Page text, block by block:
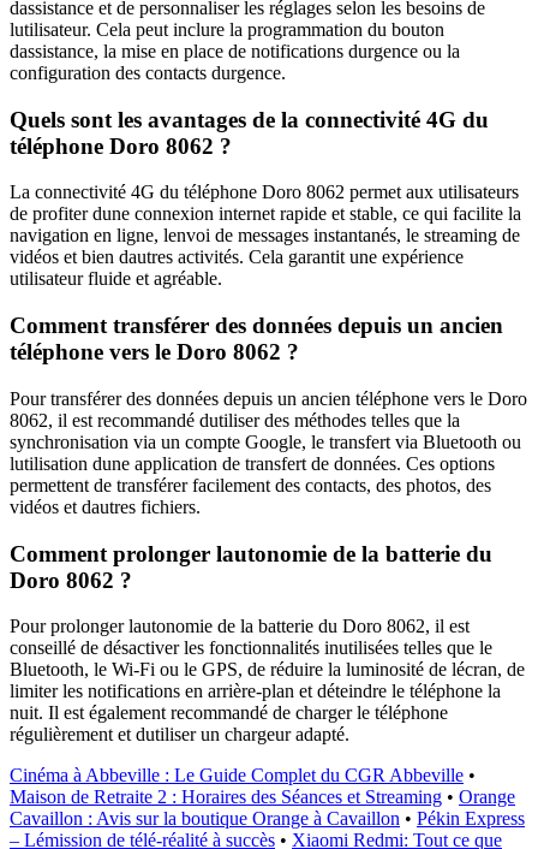
dassistance et de personnaliser les réglages selon les besoins de
lutilisateur. Cela peut inclure la programmation du bouton
dassistance, la mise en place de notifications durgence ou la
configuration des contacts durgence.
Quels sont les avantages de la connectivité 4G du
téléphone Doro 8062 ?
La connectivité 4G du téléphone Doro 8062 permet aux utilisateurs
de profiter dune connexion internet rapide et stable, ce qui facilite la
navigation en ligne, lenvoi de messages instantanés, le streaming de
vidéos et bien dautres activités. Cela garantit une expérience
utilisateur fluide et agréable.
Comment transférer des données depuis un ancien
téléphone vers le Doro 8062 ?
Pour transférer des données depuis un ancien téléphone vers le Doro
8062, il est recommandé dutiliser des méthodes telles que la
synchronisation via un compte Google, le transfert via Bluetooth ou
lutilisation dune application de transfert de données. Ces options
permettent de transférer facilement des contacts, des photos, des
vidéos et dautres fichiers.
Comment prolonger lautonomie de la batterie du
Doro 8062 ?
Pour prolonger lautonomie de la batterie du Doro 8062, il est
conseillé de désactiver les fonctionnalités inutilisées telles que le
Bluetooth, le Wi-Fi ou le GPS, de réduire la luminosité de lécran, de
limiter les notifications en arrière-plan et déteindre le téléphone la
nuit. Il est également recommandé de charger le téléphone
régulièrement et dutiliser un chargeur adapté.
Cinéma à Abbeville : Le Guide Complet du CGR Abbeville •
Maison de Retraite 2 : Horaires des Séances et Streaming • Orange
Cavaillon : Avis sur la boutique Orange à Cavaillon • Pékin Express
– Lémission de télé-réalité à succès • Xiaomi Redmi: Tout ce que